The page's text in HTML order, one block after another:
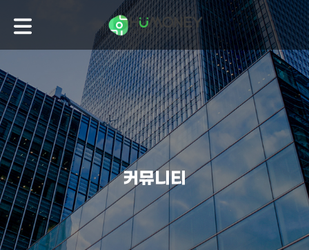
커뮤니티